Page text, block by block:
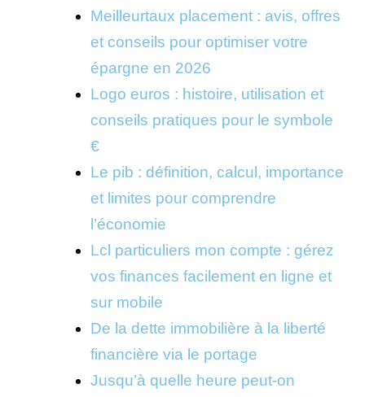
Meilleurtaux placement : avis, offres
et conseils pour optimiser votre
épargne en 2026
Logo euros : histoire, utilisation et
conseils pratiques pour le symbole
€
Le pib : définition, calcul, importance
et limites pour comprendre
l’économie
Lcl particuliers mon compte : gérez
vos finances facilement en ligne et
sur mobile
De la dette immobilière à la liberté
financière via le portage
Jusqu’à quelle heure peut-on